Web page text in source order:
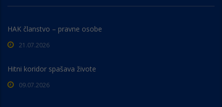
HAK članstvo – pravne osobe
21.07.2026
Hitni koridor spašava živote
09.07.2026